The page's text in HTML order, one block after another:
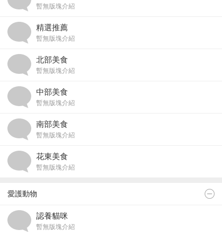
暫無版塊介紹
精選推薦
暫無版塊介紹
北部美食
暫無版塊介紹
中部美食
暫無版塊介紹
南部美食
暫無版塊介紹
花東美食
暫無版塊介紹
愛護動物
認養貓咪
暫無版塊介紹